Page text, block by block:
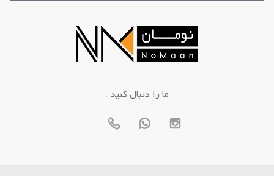
: ما را دنبال کنید